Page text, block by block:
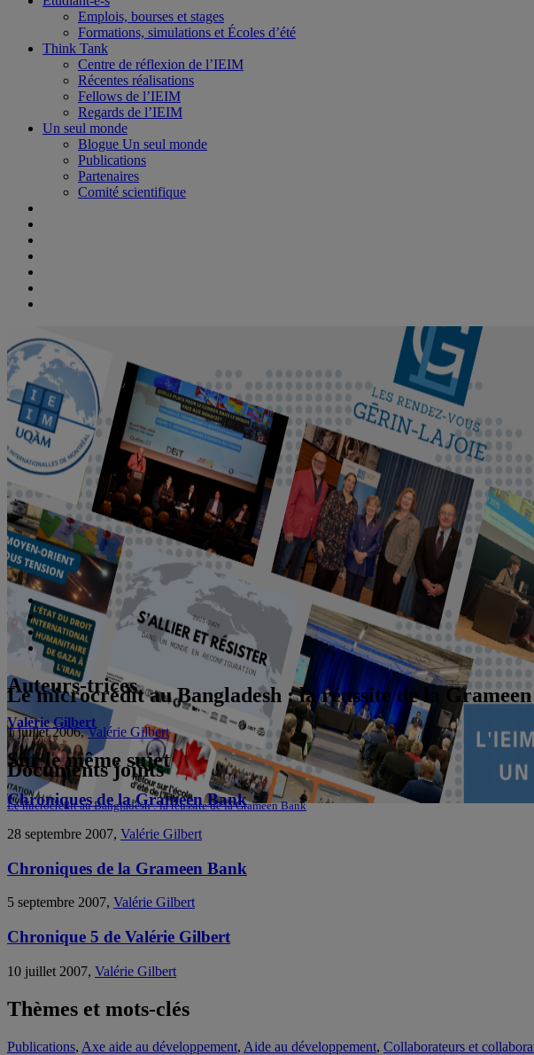
Emplois, bourses et stages
Formations, simulations et Écoles d’été
Think Tank
Centre de réflexion de l’IEIM
Récentes réalisations
Fellows de l’IEIM
Regards de l’IEIM
Un seul monde
Blogue Un seul monde
Publications
Partenaires
Comité scientifique
Le microcrédit au Bangladesh : la réussite de la
1 juillet 2006,Valérie Gilbert
Documents joints
Le microcrédit au Bangladesh : la réussite de la Grameen Bank
Auteurs-trices
Valérie Gilbert
Sur le même sujet
Chroniques de la Grameen Bank
28 septembre 2007, Valérie Gilbert
Chroniques de la Grameen Bank
5 septembre 2007, Valérie Gilbert
Chronique 5 de Valérie Gilbert
10 juillet 2007, Valérie Gilbert
Thèmes et mots-clés
Publications, Axe aide au développement, Aide au développement, Collaborateurs et